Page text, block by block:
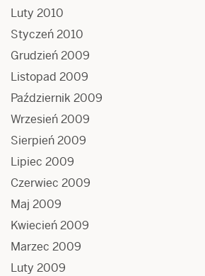
Luty 2010
Styczeń 2010
Grudzień 2009
Listopad 2009
Październik 2009
Wrzesień 2009
Sierpień 2009
Lipiec 2009
Czerwiec 2009
Maj 2009
Kwiecień 2009
Marzec 2009
Luty 2009